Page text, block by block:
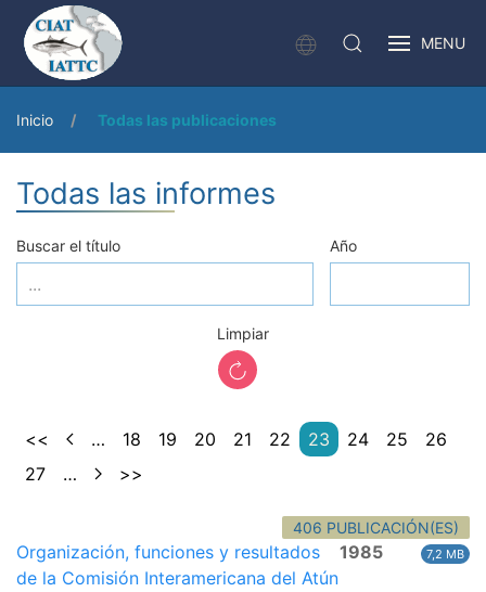
MENU
Inicio Todas las publicaciones
Todas las informes
Buscar el título Año
Limpiar
<< … 18 19 20 21 22 23 24 25
26
27
… >>
406 PUBLICACIÓN(ES)
Organización, funciones y resultados
de la Comisión Interamericana del Atún
1985 7,2 MB